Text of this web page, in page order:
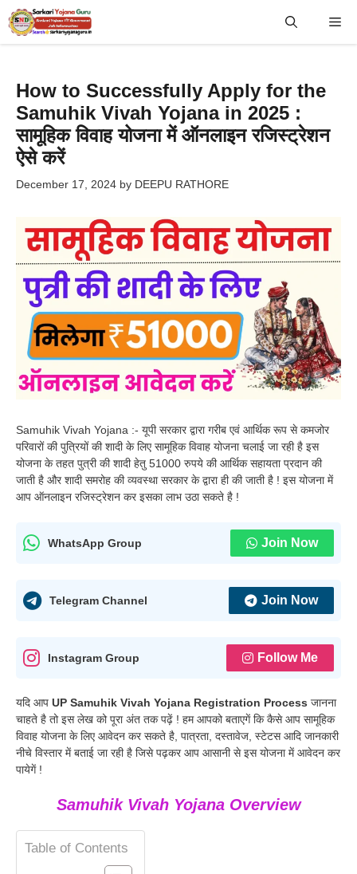
Skip
to
How to Successfully Apply for the
Samuhik Vivah Yojana in 2025 :
सामूहिक विवाह योजना में ऑनलाइन रजिस्ट्रेशन
ऐसे करें
December 17, 2024 by DEEPU RATHORE
Samuhik Vivah Yojana :- यूपी सरकार द्वारा गरीब एवं आर्थिक रूप से कमजोर
परिवारों की पुत्रियों की शादी के लिए सामूहिक विवाह योजना चलाई जा रही है इस
योजना के तहत पुत्री की शादी हेतु 51000 रुपये की आर्थिक सहायता प्रदान की
जाती है और शादी समरोह की व्यवस्था सरकार के द्वारा ही की जाती है ! इस योजना में
आप ऑनलाइन रजिस्ट्रेशन कर इसका लाभ उठा सकते है !
WhatsApp Group Join Now
Telegram Channel Join Now
Instagram Group Follow Me
यदि आप UP Samuhik Vivah Yojana Registration Process जानना
चाहते है तो इस लेख को पूरा अंत तक पढ़ें ! हम आपको बताएगें कि कैसे आप सामूहिक
विवाह योजना के लिए आवेदन कर सकते है, पात्रता, दस्तावेज, स्टेटस आदि जानकारी
नीचे विस्तार में बताई जा रही है जिसे पढ़कर आप आसानी से इस योजना में आवेदन कर
पायेगें !
Samuhik Vivah Yojana Overview
Table of Contents